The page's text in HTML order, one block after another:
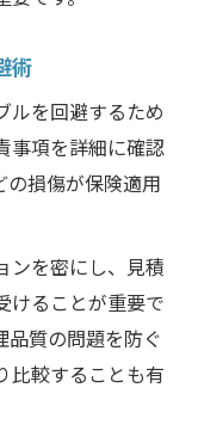
術
ルを回避するため
事項を詳細に確認
の損傷が保険適用
ンを密にし、見積
けることが重要で
品質の問題を防ぐ
比較することも有